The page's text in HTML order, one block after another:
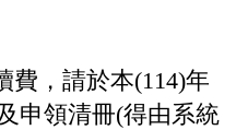
費，請於本(114)年
申領清冊(得由系統